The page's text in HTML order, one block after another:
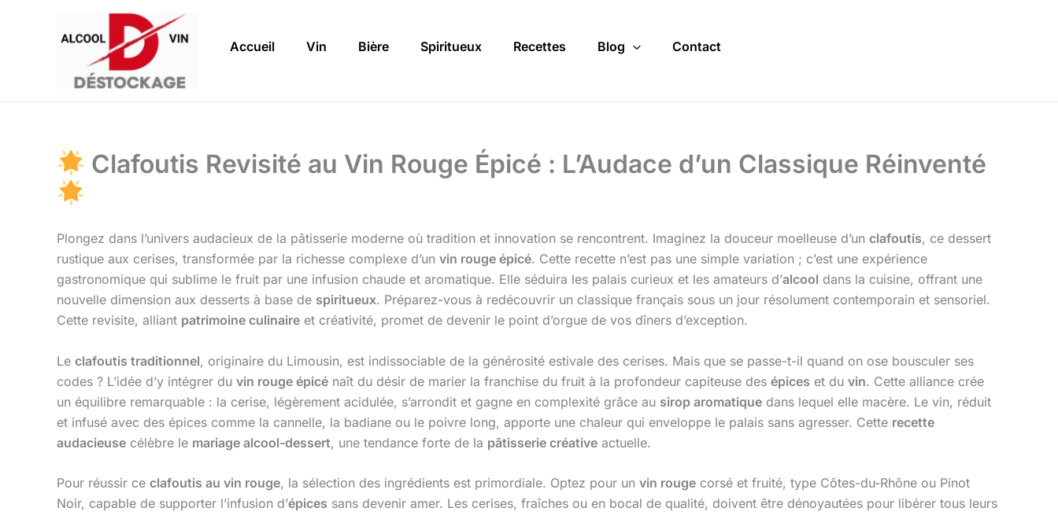
Accueil Vin Bière Spiritueux Recettes Blog Contact
Clafoutis Revisité au Vin Rouge Épicé : L’Audace d’un Classique Réinventé
Plongez dans l’univers audacieux de la pâtisserie moderne où tradition et innovation se rencontrent. Imaginez la douceur moelleuse d’un clafoutis, ce dessert
rustique aux cerises, transformée par la richesse complexe d’un vin rouge épicé. Cette recette n’est pas une simple variation ; c’est une expérience
gastronomique qui sublime le fruit par une infusion chaude et aromatique. Elle séduira les palais curieux et les amateurs d’alcool dans la cuisine, offrant une
nouvelle dimension aux desserts à base de spiritueux. Préparez-vous à redécouvrir un classique français sous un jour résolument contemporain et sensoriel.
Cette revisite, alliant patrimoine culinaire et créativité, promet de devenir le point d’orgue de vos dîners d’exception.
Le clafoutis traditionnel, originaire du Limousin, est indissociable de la générosité estivale des cerises. Mais que se passe-t-il quand on ose bousculer ses
codes ? L’idée d’y intégrer du vin rouge épicé naît du désir de marier la franchise du fruit à la profondeur capiteuse des épices et du vin. Cette alliance crée
un équilibre remarquable : la cerise, légèrement acidulée, s’arrondit et gagne en complexité grâce au sirop aromatique dans lequel elle macère. Le vin, réduit
et infusé avec des épices comme la cannelle, la badiane ou le poivre long, apporte une chaleur qui enveloppe le palais sans agresser. Cette recette
audacieuse célèbre le mariage alcool-dessert, une tendance forte de la pâtisserie créative actuelle.
Pour réussir ce clafoutis au vin rouge, la sélection des ingrédients est primordiale. Optez pour un vin rouge corsé et fruité, type Côtes-du-Rhône ou Pinot
Noir, capable de supporter l’infusion d’épices sans devenir amer. Les cerises, fraîches ou en bocal de qualité, doivent être dénoyautées pour libérer tous leurs